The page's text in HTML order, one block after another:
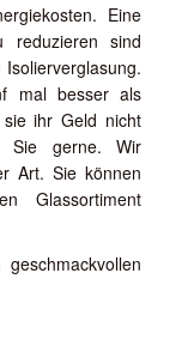
Eine
reduzieren sind
mal besser als
sie ihr Geld nicht
Sie gerne. Wir
Art. Sie können
Glassortiment